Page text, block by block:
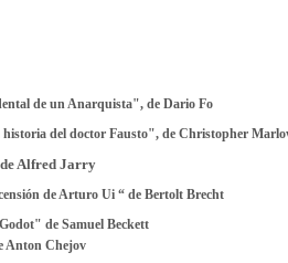
de un Anarquista", de Dario Fo
del doctor Fausto", de Christopher
de Alfred Jarry
de Arturo Ui “ de Bertolt Brecht
de Samuel Beckett
Anton Chejov